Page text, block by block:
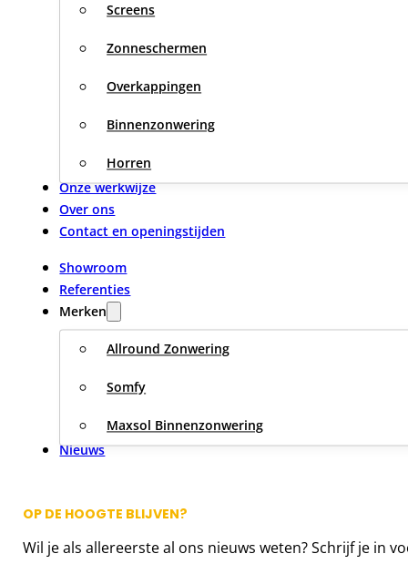
Screens
Zonneschermen
Overkappingen
Binnenzonwering
Horren
Onze werkwijze
Over ons
Contact en openingstijden
Showroom
Referenties
Merken
Allround Zonwering
Somfy
Maxsol Binnenzonwering
Nieuws
OP DE HOOGTE BLIJVEN?
Wil je als allereerste al ons nieuws weten? Schrijf je in